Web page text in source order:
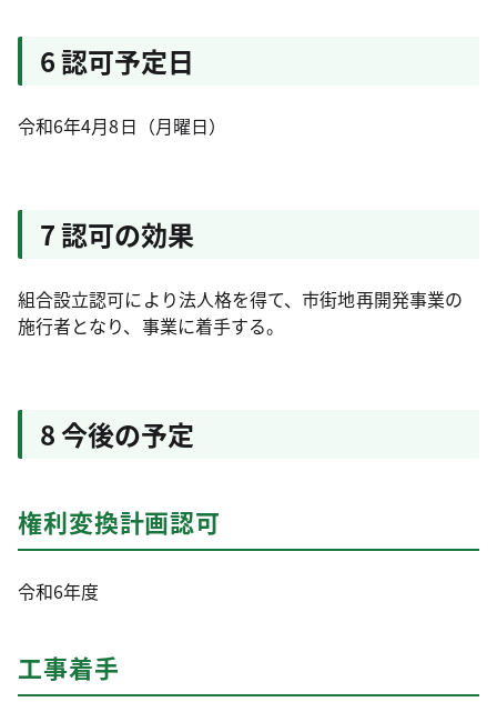
6 認可予定日
令和6年4月8日（月曜日）
7 認可の効果
組合設立認可により法人格を得て、市街地再開発事業の
施行者となり、事業に着手する。
8 今後の予定
権利変換計画認可
令和6年度
工事着手